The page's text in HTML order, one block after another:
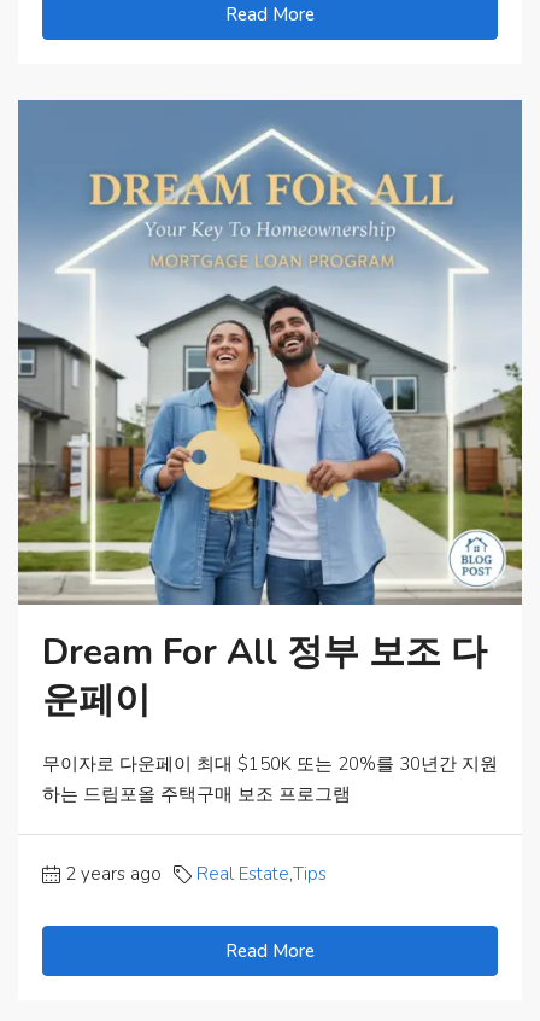
Read More
Dream For All 정부 보조 다
운페이
무이자로 다운페이 최대 $150K 또는 20%를 30년간 지원
하는 드림포올 주택구매 보조 프로그램
2 years ago Real Estate,Tips
Read More